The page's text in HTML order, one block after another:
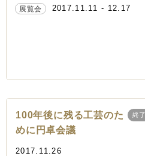
展覧会 2017.11.11 - 12.17
終了
100年後に残る工芸のた
めに円卓会議
2017.11.26